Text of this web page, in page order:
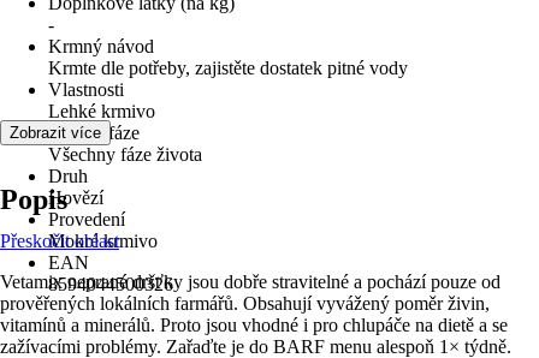
-
Krmný návod
Krmte dle potřeby, zajistěte dostatek pitné vody
Vlastnosti
Lehké krmivo
Životní fáze
Všechny fáze života
Druh
Hovězí
Provedení
Mokré krmivo
EAN
8594044500326
Zobrazit více
Popis
Přeskočit oblast
Vetamix neprané dršťky jsou dobře stravitelné a pochází pouze od
prověřených lokálních farmářů. Obsahují vyvážený poměr živin,
vitamínů a minerálů. Proto jsou vhodné i pro chlupáče na dietě a se
zažívacími problémy. Zařaďte je do BARF menu alespoň 1× týdně.